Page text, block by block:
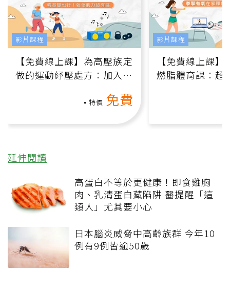
【免費線上課】為高壓族定
做的運動紓壓處方：加入行
特價 免費
影片課程
【免費線上課
燃脂體育課：超
影片課程
延伸閱讀
高蛋白不等於更健康！即食雞胸
肉、乳清蛋白藏陷阱 醫提醒「這
類人」尤其要小心
日本腦炎威脅中高齡族群 今年10
例有9例皆逾50歲